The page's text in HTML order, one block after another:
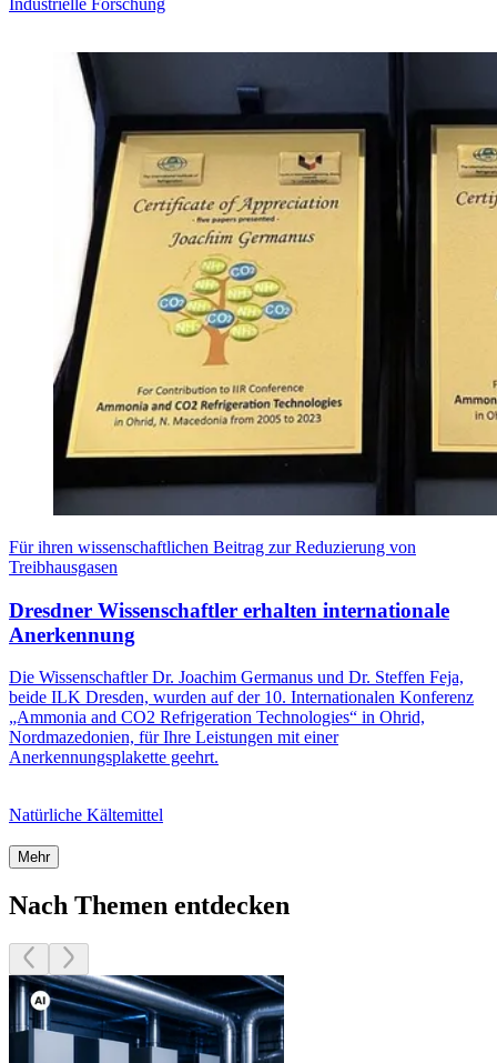
Für ihren wissenschaftlichen Beitrag zur Reduzierung von
Treibhausgasen
Dresdner Wissenschaftler erhalten internationale
Anerkennung
Die Wissenschaftler Dr. Joachim Germanus und Dr. Steffen Feja,
beide ILK Dresden, wurden auf der 10. Internationalen Konferenz
„Ammonia and CO2 Refrigeration Technologies“ in Ohrid,
Nordmazedonien, für Ihre Leistungen mit einer
Anerkennungsplakette geehrt.
Natürliche Kältemittel
Mehr
Nach Themen entdecken